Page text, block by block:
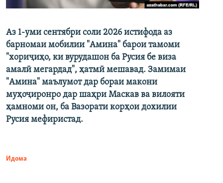
Аз 1-уми сентябри соли 2026 истифода аз
барномаи мобилии "Амина" барои тамоми
"хориҷиҳо, ки вурудашон ба Русия бе виза
амалӣ мегардад", ҳатмӣ мешавад. Замимаи
"Амина" маълумот дар бораи макони
муҳоҷиронро дар шаҳри Маскав ва вилояти
ҳамноми он, ба Вазорати корҳои дохилии
Русия мефиристад.
Идома